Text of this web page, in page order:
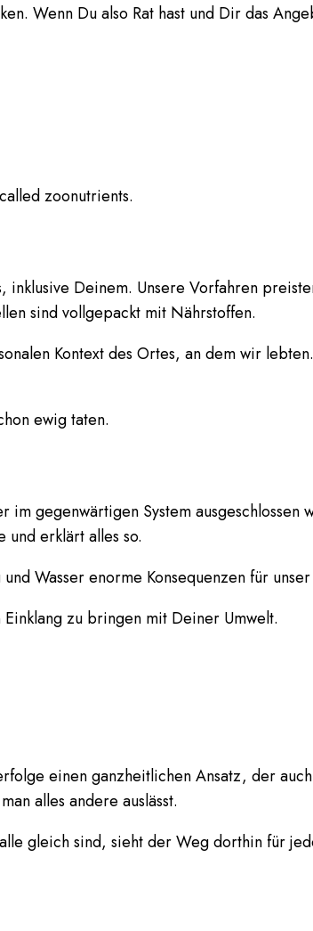
Wenn Du also Rat hast und Dir das
Deinem. Unsere Vorfahren
sind vollgepackt mit Nährstoffen.
Kontext des Ortes, an dem wir
ewig taten.
gegenwärtigen System
erklärt alles so.
Wasser enorme Konsequenzen für
zu bringen mit Deiner Umwelt.
einen ganzheitlichen Ansatz, der
alles andere auslässt.
gleich sind, sieht der Weg dorthin für